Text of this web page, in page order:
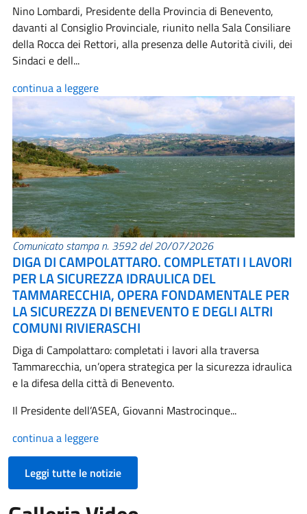
Nino Lombardi, Presidente della Provincia di Benevento,
davanti al Consiglio Provinciale, riunito nella Sala Consiliare
della Rocca dei Rettori, alla presenza delle Autorità civili, dei
Sindaci e dell...
continua a leggere
Comunicato stampa n. 3592 del 20/07/2026
DIGA DI CAMPOLATTARO. COMPLETATI I LAVORI
PER LA SICUREZZA IDRAULICA DEL
TAMMARECCHIA, OPERA FONDAMENTALE PER
LA SICUREZZA DI BENEVENTO E DEGLI ALTRI
COMUNI RIVIERASCHI
Diga di Campolattaro: completati i lavori alla traversa
Tammarecchia, un’opera strategica per la sicurezza idraulica
e la difesa della città di Benevento.
Il Presidente dell’ASEA, Giovanni Mastrocinque...
continua a leggere
Leggi tutte le notizie